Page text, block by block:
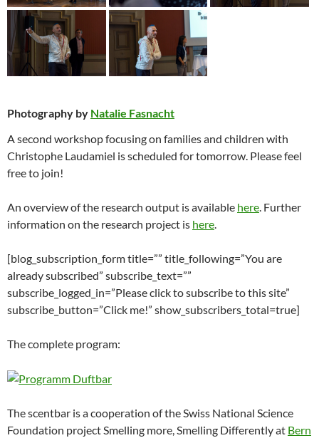
Photography by Natalie Fasnacht
A second workshop focusing on families and children with
Christophe Laudamiel is scheduled for tomorrow. Please feel
free to join!
An overview of the research output is available here . Further
information on the research project is here
[blog_subscription_form title=”” title_following=”You are
already subscribed” subscribe_text=””
subscribe_logged_in=”Please click to subscribe to this site”
subscribe_button=”Click me!” show_subscribers_total=true]
The complete program:
The scentbar is a cooperation of the Swiss National Science
Foundation project Smelling more, Smelling Differently at Bern